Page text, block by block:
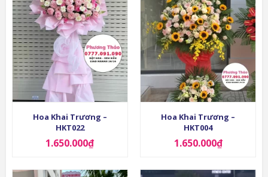
Hoa Khai Trương –
HKT022
1.650.000₫
Hoa Khai Trương –
HKT004
1.650.000₫